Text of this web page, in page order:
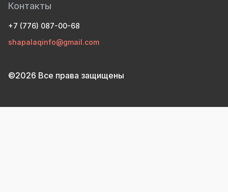
Контакты
+7 (776) 087-00-68
shapalaqinfo@gmail.com
©2026 Все права защищены